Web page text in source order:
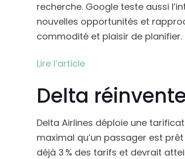
recherche. Google teste aussi
nouvelles opportunités et
commodité et plaisir de planifier.
Lire l’article
Delta
Delta Airlines déploie une
maximal qu’un passager est
déjà 3 % des tarifs et devrait